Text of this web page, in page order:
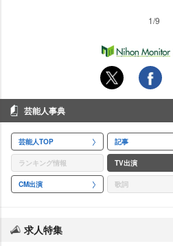
1/9
芸能人事典
芸能人TOP 記事
ランキング情報 TV出演
CM出演 歌詞
求人特集